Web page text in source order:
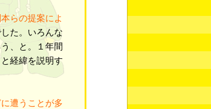
らの提案によ
た。いろんな
、と。１年間
経緯を説明す
遭うことが多